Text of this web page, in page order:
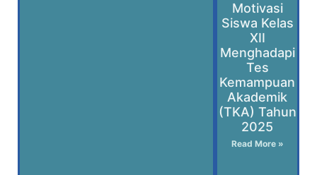
Motivasi
Siswa Kelas
XII
Menghadapi
Tes
Kemampuan
Akademik
(TKA) Tahun
2025
Read More »